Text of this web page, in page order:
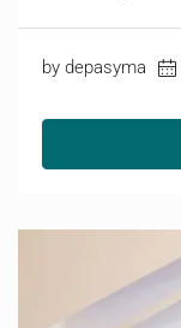
by depasyma